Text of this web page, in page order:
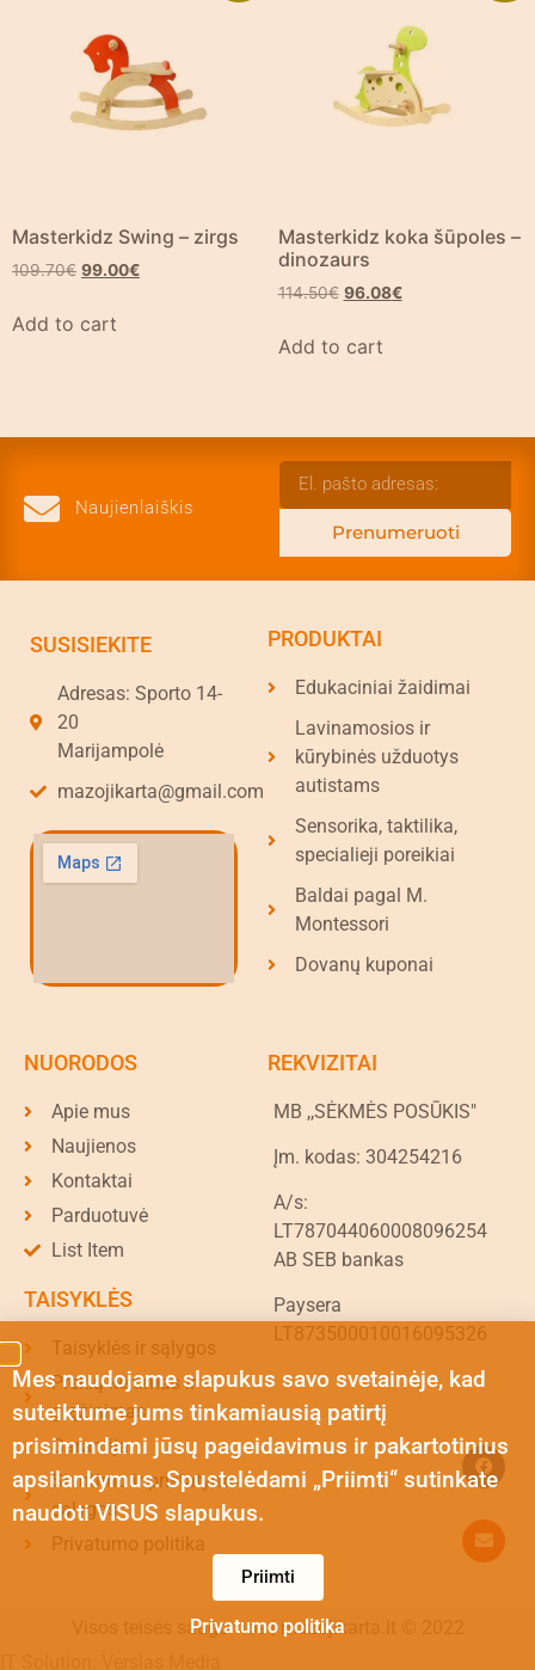
Masterkidz Swing – zirgs
109.70€ 99.00€
Add to cart
Masterkidz koka šūpoles –
dinozaurs
114.50€ 96.08€
Add to cart
Naujienlaiškis
Prenumeruoti
SUSISIEKITE
Adresas: Sporto 14-
20
Marijampolė
mazojikarta@gmail.com
PRODUKTAI
Edukaciniai žaidimai
Lavinamosios ir
kūrybinės užduotys
autistams
Sensorika, taktilika,
specialieji poreikiai
Baldai pagal M.
Montessori
Dovanų kuponai
NUORODOS
Apie mus
Naujienos
Kontaktai
Parduotuvė
List Item
TAISYKLĖS
Taisyklės ir sąlygos
Prekių keitimas ir
grąžinimas
Garantija
Siuntimo ir pristatymo
sąlygos
Privatumo politika
REKVIZITAI
MB ,,SĖKMĖS POSŪKIS"
Įm. kodas: 304254216
A/s:
LT787044060008096254
AB SEB bankas
Paysera
LT873500010016095326
Visos teisės saugomos | mazojikarta.lt © 2022
Mes naudojame slapukus savo svetainėje, kad
suteiktume jums tinkamiausią patirtį
prisimindami jūsų pageidavimus ir pakartotinius
apsilankymus. Spustelėdami „Priimti“ sutinkate
naudoti VISUS slapukus.
Priimti
Privatumo politika